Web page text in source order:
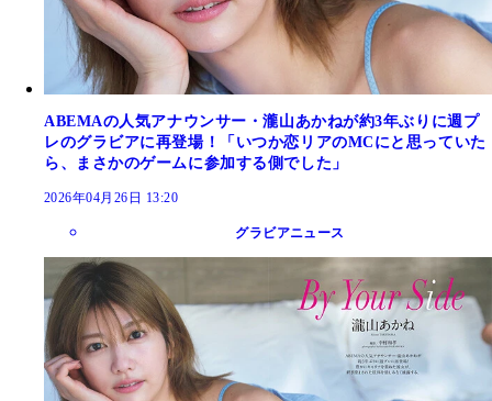
ABEMAの人気アナウンサー・瀧山あかねが約3年ぶりに週プ
レのグラビアに再登場！「いつか恋リアのMCにと思っていた
ら、まさかのゲームに参加する側でした」
2026年04月26日 13:20
グラビアニュース